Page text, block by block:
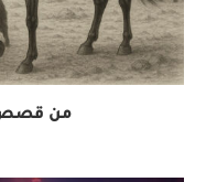
من قصص